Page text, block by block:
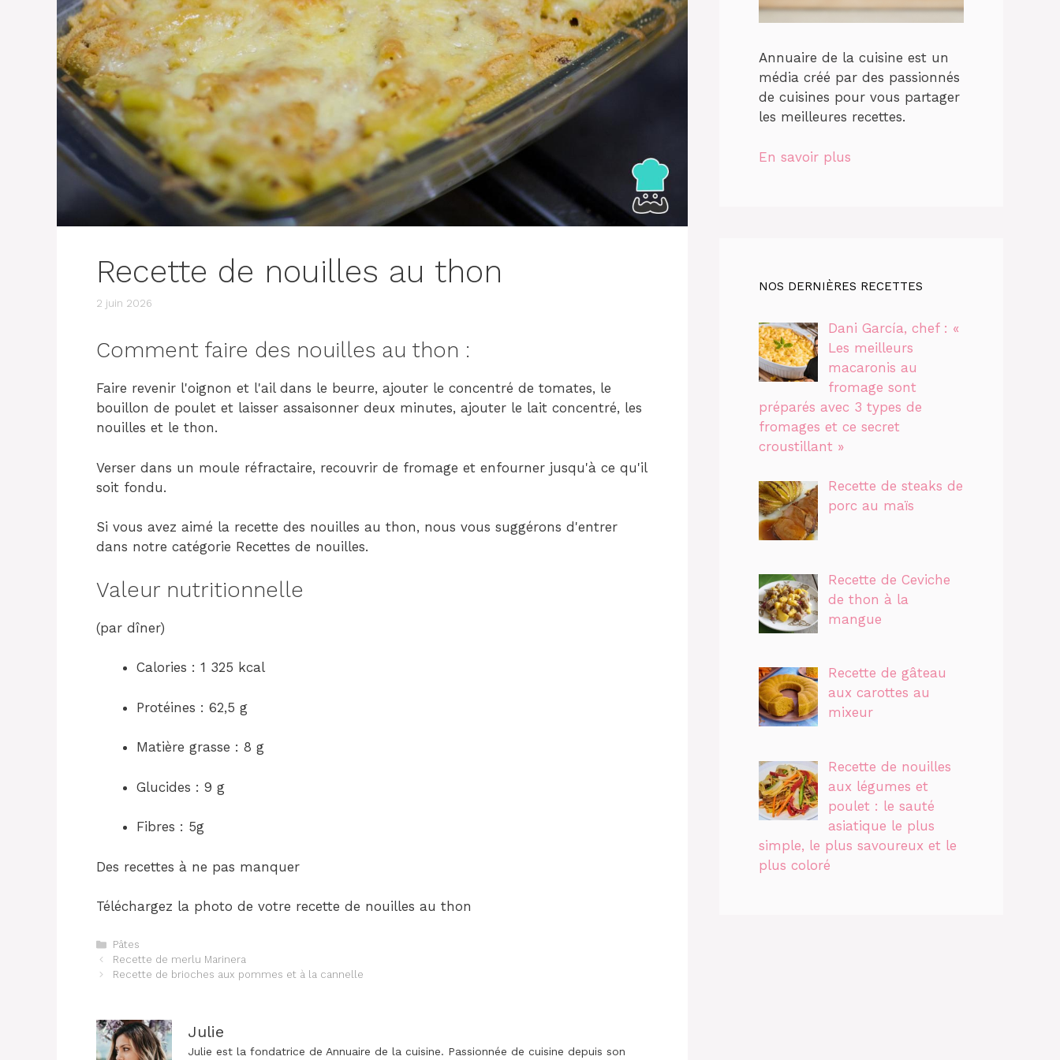
Recette de nouilles au thon
2 juin 2026
Comment faire des nouilles au thon :
Faire revenir l'oignon et l'ail dans le beurre, ajouter le concentré de tomates, le
bouillon de poulet et laisser assaisonner deux minutes, ajouter le lait concentré, les
nouilles et le thon.
Verser dans un moule réfractaire, recouvrir de fromage et enfourner jusqu'à ce qu'il
soit fondu.
Si vous avez aimé la recette des nouilles au thon, nous vous suggérons d'entrer
dans notre catégorie Recettes de nouilles.
Valeur nutritionnelle
(par dîner)
Calories : 1 325 kcal
Protéines : 62,5 g
Matière grasse : 8 g
Glucides : 9 g
Fibres : 5g
Des recettes à ne pas manquer
Téléchargez la photo de votre recette de nouilles au thon
Catégories
Pâtes
Navigation
des
Recette de merlu Marinera
Recette de brioches aux pommes et à la cannelle
Julie
Julie est la fondatrice de Annuaire de la cuisine. Passionnée de cuisine depuis son
Annuaire de la cuisine est un
média créé par des passionnés
de cuisines pour vous partager
les meilleures recettes.
En savoir plus
NOS DERNIÈRES RECETTES
Dani García, chef : «
Les meilleurs
macaronis au
fromage sont
préparés avec 3 types de
fromages et ce secret
croustillant »
Recette de steaks de
porc au maïs
Recette de Ceviche
de thon à la
mangue
Recette de gâteau
aux carottes au
mixeur
Recette de nouilles
aux légumes et
poulet : le sauté
asiatique le plus
simple, le plus savoureux et le
plus coloré